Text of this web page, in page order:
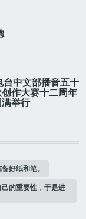
台中文部播音五十
作大赛十二周年
举行
好纸和笔。
的重要性，于是进